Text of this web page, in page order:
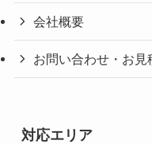
会社概要
お問い合わせ・お見
対応エリア